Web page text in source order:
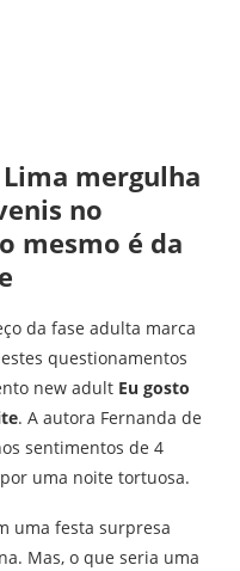
mergulha
no
mesmo é da
da fase adulta marca
questionamentos
new adult Eu gosto
. A autora Fernanda de
sentimentos de 4
uma noite tortuosa.
uma festa surpresa
Mas, o que seria uma